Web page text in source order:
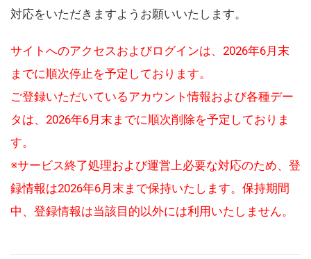
対応をいただきますようお願いいたします。
サイトへのアクセスおよびログインは、2026年6月末
までに順次停止を予定しております。
ご登録いただいているアカウント情報および各種デー
タは、2026年6月末までに順次削除を予定しておりま
す。
※サービス終了処理および運営上必要な対応のため、登
録情報は2026年6月末まで保持いたします。保持期間
中、登録情報は当該目的以外には利用いたしません。